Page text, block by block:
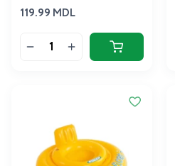
119.99 MDL